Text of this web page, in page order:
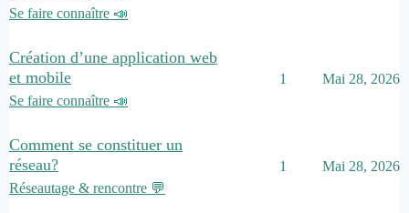
Se faire connaître 📣
Création d’une application web
et mobile
Se faire connaître 📣
1 Mai 28, 2026
Comment se constituer un
réseau?
Réseautage & rencontre 💬
1 Mai 28, 2026